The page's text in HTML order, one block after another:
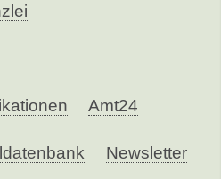
Amt24
Newsletter